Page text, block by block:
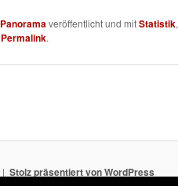
Panoramaveröffentlicht und mitStatistik,
Permalink.
Stolz präsentiert von WordPress